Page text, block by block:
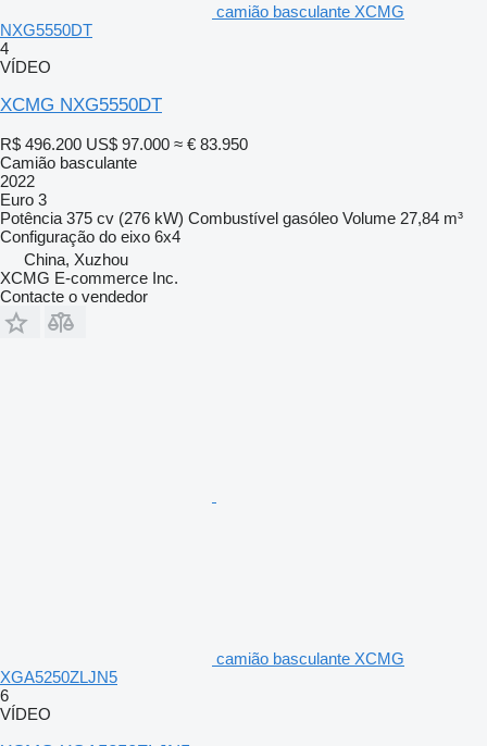
camião basculante XCMG
NXG5550DT
4
VÍDEO
XCMG NXG5550DT
R$ 496.200 US$ 97.000 ≈ € 83.950
Camião basculante
2022
Euro 3
Potência 375 cv (276 kW) Combustível gasóleo Volume 27,84 m³
Configuração do eixo 6x4
China, Xuzhou
XCMG E-commerce Inc.
Contacte o vendedor
camião basculante XCMG
XGA5250ZLJN5
6
VÍDEO